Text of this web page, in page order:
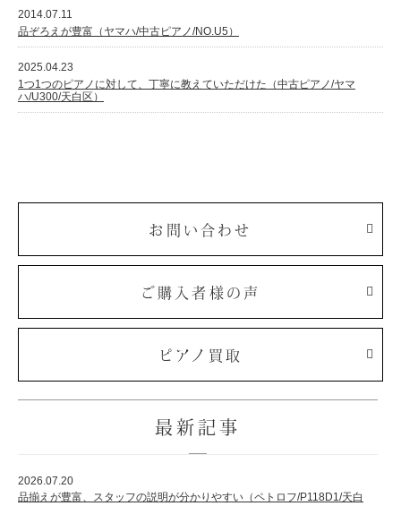
2014.07.11
品ぞろえが豊富（ヤマハ/中古ピアノ/NO.U5）
2025.04.23
1つ1つのピアノに対して、丁寧に教えていただけた（中古ピアノ/ヤマ
ハ/U300/天白区）
お問い合わせ
ご購入者様の声
ピアノ買取
最新記事
2026.07.20
品揃えが豊富、スタッフの説明が分かりやすい（ペトロフ/P118D1/天白